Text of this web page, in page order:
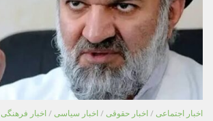
اخبار اجتماعی / اخبار حقوقی / اخبار سیاسی / اخبار فرهنگی